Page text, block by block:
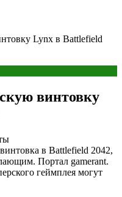
Lynx в Battlefield
винтовку
в Battlefield 2042,
Портал gamerant.
геймплея могут